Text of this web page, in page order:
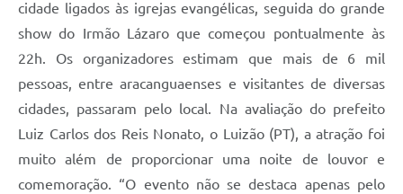
cidade ligados às igrejas evangélicas, seguida do grande
show do Irmão Lázaro que começou pontualmente às
22h. Os organizadores estimam que mais de 6 mil
pessoas, entre aracanguaenses e visitantes de diversas
cidades, passaram pelo local. Na avaliação do prefeito
Luiz Carlos dos Reis Nonato, o Luizão (PT), a atração foi
muito além de proporcionar uma noite de louvor e
comemoração. “O evento não se destaca apenas pelo